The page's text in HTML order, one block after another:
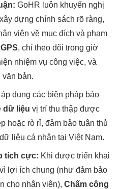
GoHR luôn khuyến nghị
dựng chính sách rõ ràng,
viên về mục đích và phạm
, chỉ theo dõi trong giờ
nhiệm vụ công việc, và
bản.
dụng các biện pháp bảo
dữ liệu vị trí thu thập được
hoặc rò rỉ, đảm bảo tuân thủ
liệu cá nhân tại Việt Nam.
tích cực: Khi được triển khai
lợi ích chung (như đảm bảo
cho nhân viên), Chấm công